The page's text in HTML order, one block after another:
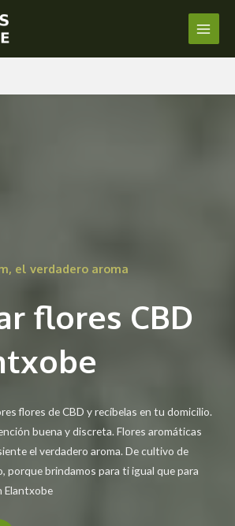
Main
CBD en
el verdadero aroma
flores CBD
flores de CBD y recíbelas en tu domicilio.
buena y discreta. Flores aromáticas
el verdadero aroma. De cultivo de
porque brindamos para ti igual que para
Elantxobe